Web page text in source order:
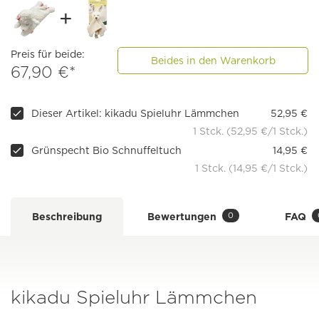
Preis für beide:
67,90 €*
Beides in den Warenkorb
Dieser Artikel: kikadu Spieluhr Lämmchen
52,95 €
1 Stck. (52,95 €/1 Stck.)
Grünspecht Bio Schnuffeltuch
14,95 €
1 Stck. (14,95 €/1 Stck.)
Beschreibung Bewertungen 0 FAQ
kikadu Spieluhr Lämmchen